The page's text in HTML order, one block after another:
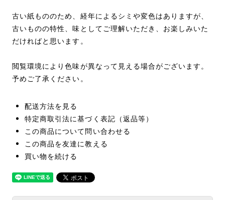
古い紙もののため、経年によるシミや変色はありますが、
古いものの特性、味としてご理解いただき、お楽しみいた
だければと思います。
閲覧環境により色味が異なって見える場合がございます。
予めご了承ください。
配送方法を見る
特定商取引法に基づく表記（返品等）
この商品について問い合わせる
この商品を友達に教える
買い物を続ける